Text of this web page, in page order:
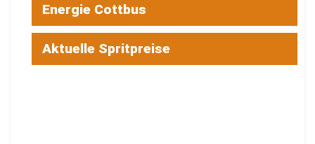
Energie Cottbus
Aktuelle Spritpreise